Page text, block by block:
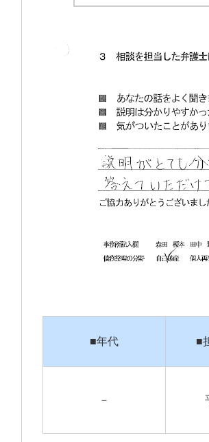
■年代 ■
－
ました。丁寧かつ迅速に対応し
ただき、安心してお任せできま
。LINEで気軽に連絡が取れるの
談交
世
夫
成
し
お二
続き